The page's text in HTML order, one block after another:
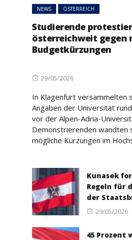
NEWS ÖSTERREICH
Studierende
österreichweit gegen
Budgetkürzungen
Posted
29/05/2026
In Klagenfurt versammelten
Angaben der Universität
vor der Alpen-Adria-
Demonstrierenden wandten
mögliche Kürzungen im
Kunasek
Regeln für
der
Posted
29/05/2026
45 Prozent